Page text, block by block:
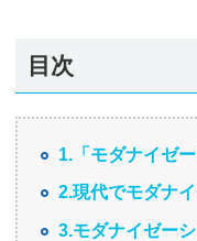
目次
1.「モダナイゼ
2.現代でモダナ
3.モダナイゼー